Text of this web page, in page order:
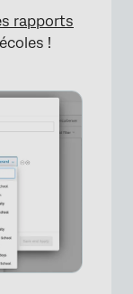
×
rapports
!